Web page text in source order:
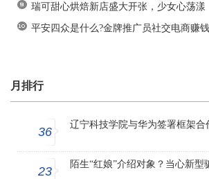
瑞可甜心烘焙新店盛大开张，少女心荡漾
平安四众是什么?金牌推广员社交电商赚钱
月排行
36
辽宁科技学院与华为签署框架合
23
陌生“红娘”介绍对象？当心新型